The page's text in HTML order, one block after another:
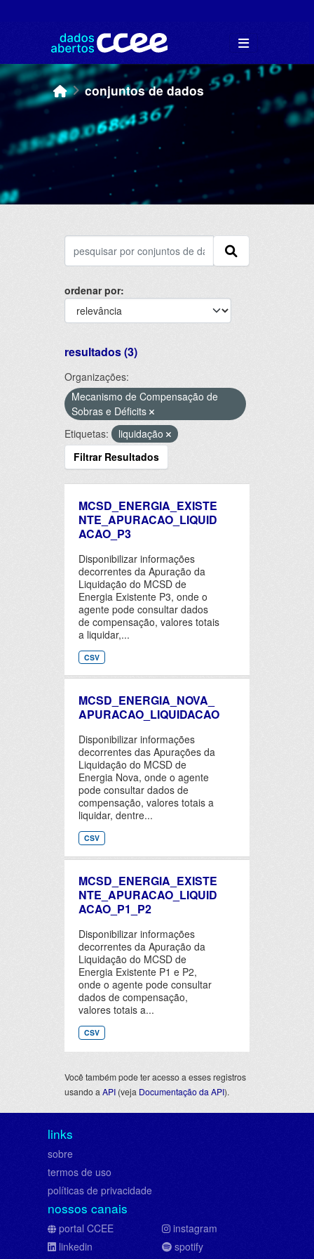
conjuntos de dados
ordenar por
resultados (3)
Organizações:
Mecanismo de Compensação de
Sobras e Déficits
Etiquetas:
liquidação
Filtrar Resultados
MCSD_ENERGIA_EXISTE
NTE_APURACAO_LIQUID
ACAO_P3
Disponibilizar informações
decorrentes da Apuração da
Liquidação do MCSD de
Energia Existente P3, onde o
agente pode consultar dados
de compensação, valores totais
a liquidar,...
CSV
MCSD_ENERGIA_NOVA_
APURACAO_LIQUIDACAO
Disponibilizar informações
decorrentes das Apurações da
Liquidação do MCSD de
Energia Nova, onde o agente
pode consultar dados de
compensação, valores totais a
liquidar, dentre...
CSV
MCSD_ENERGIA_EXISTE
NTE_APURACAO_LIQUID
ACAO_P1_P2
Disponibilizar informações
decorrentes da Apuração da
Liquidação do MCSD de
Energia Existente P1 e P2,
onde o agente pode consultar
dados de compensação,
valores totais a...
CSV
Você também pode ter acesso a esses registros
usando a API (veja Documentação da API).
links
sobre
termos de uso
políticas de privacidade
nossos canais
portal CCEE
linkedin
instagram
spotify